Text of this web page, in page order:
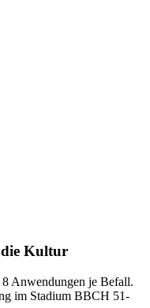
Kultur
Anwendungen je Befall.
im Stadium BBCH 51-